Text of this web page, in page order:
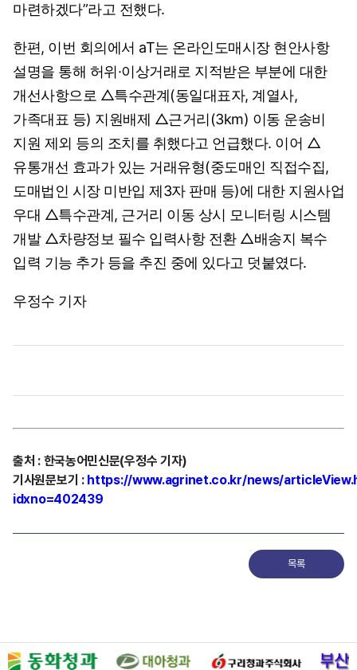
마련하겠다”라고 전했다.
한편, 이번 회의에서 aT는 온라인도매시장 현안사항
설명을 통해 허위·이상거래로 지적받은 부분에 대한
개선사항으로 △특수관계(동일대표자, 계열사,
가족대표 등) 지원배제 △근거리(3km) 이동 운송비
지원 제외 등의 조치를 취했다고 언급했다. 이어 △
유통개선 효과가 있는 거래유형(중도매인 직접수집,
도매법인 시장 미반입 제3자 판매 등)에 대한 지원사업
우대 △특수관계, 근거리 이동 상시 모니터링 시스템
개발 △차량정보 필수 입력사항 전환 △배송지 복수
입력 기능 추가 등을 추진 중에 있다고 덧붙였다.
우정수 기자
출처 : 한국농어민신문(우정수 기자)
기사원문보기 : https://www.agrinet.co.kr/news/
idxno=402439
목록